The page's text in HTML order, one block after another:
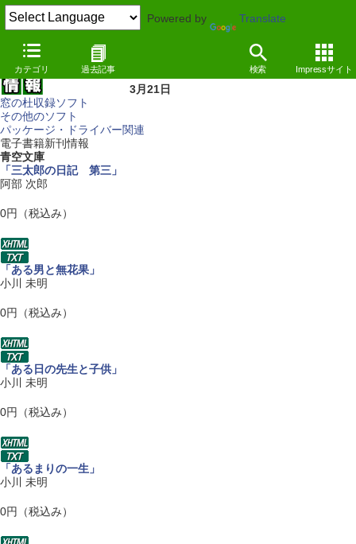
Powered by Translate
カテゴリ 過去記事 検索 Impressサイト
3月21日
窓の杜収録ソフト
その他のソフト
パッケージ・ドライバー関連
電子書籍新刊情報
青空文庫
「三太郎の日記 第三」
阿部 次郎
0円（税込み）
「ある男と無花果」
小川 未明
0円（税込み）
「ある日の先生と子供」
小川 未明
0円（税込み）
「あるまりの一生」
小川 未明
0円（税込み）